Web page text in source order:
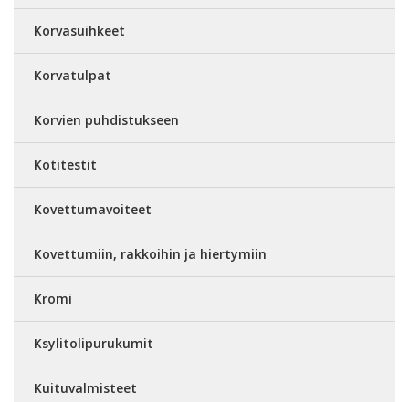
Korvasuihkeet
Korvatulpat
Korvien puhdistukseen
Kotitestit
Kovettumavoiteet
Kovettumiin, rakkoihin ja hiertymiin
Kromi
Ksylitolipurukumit
Kuituvalmisteet